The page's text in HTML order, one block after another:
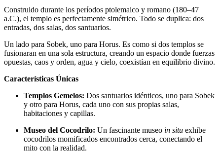
Construido durante los períodos ptolemaico y romano (180–47
a.C.), el templo es perfectamente simétrico. Todo se duplica: dos
entradas, dos salas, dos santuarios.
Un lado para Sobek, uno para Horus. Es como si dos templos se
fusionaran en una sola estructura, creando un espacio donde fuerzas
opuestas, caos y orden, agua y cielo, coexistían en equilibrio divino.
Características Únicas
Templos Gemelos: Dos santuarios idénticos, uno para Sobek
y otro para Horus, cada uno con sus propias salas,
habitaciones y capillas.
Museo del Cocodrilo: Un fascinante museo in situ exhibe
cocodrilos momificados encontrados cerca, conectando el
mito con la realidad.